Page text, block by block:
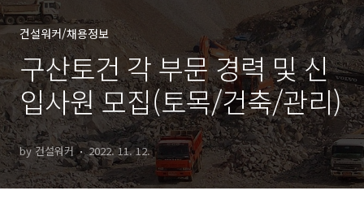
건설워커/채용정보
구산토건 각 부문 경력 및 신
입사원 모집(토목/건축/관리)
by 건설워커 2022. 11. 12.